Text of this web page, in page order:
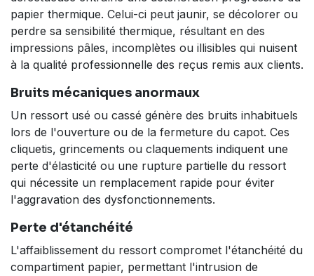
papier thermique. Celui-ci peut jaunir, se décolorer ou
perdre sa sensibilité thermique, résultant en des
impressions pâles, incomplètes ou illisibles qui nuisent
à la qualité professionnelle des reçus remis aux clients.
Bruits mécaniques anormaux
Un ressort usé ou cassé génère des bruits inhabituels
lors de l'ouverture ou de la fermeture du capot. Ces
cliquetis, grincements ou claquements indiquent une
perte d'élasticité ou une rupture partielle du ressort
qui nécessite un remplacement rapide pour éviter
l'aggravation des dysfonctionnements.
Perte d'étanchéité
L'affaiblissement du ressort compromet l'étanchéité du
compartiment papier, permettant l'intrusion de